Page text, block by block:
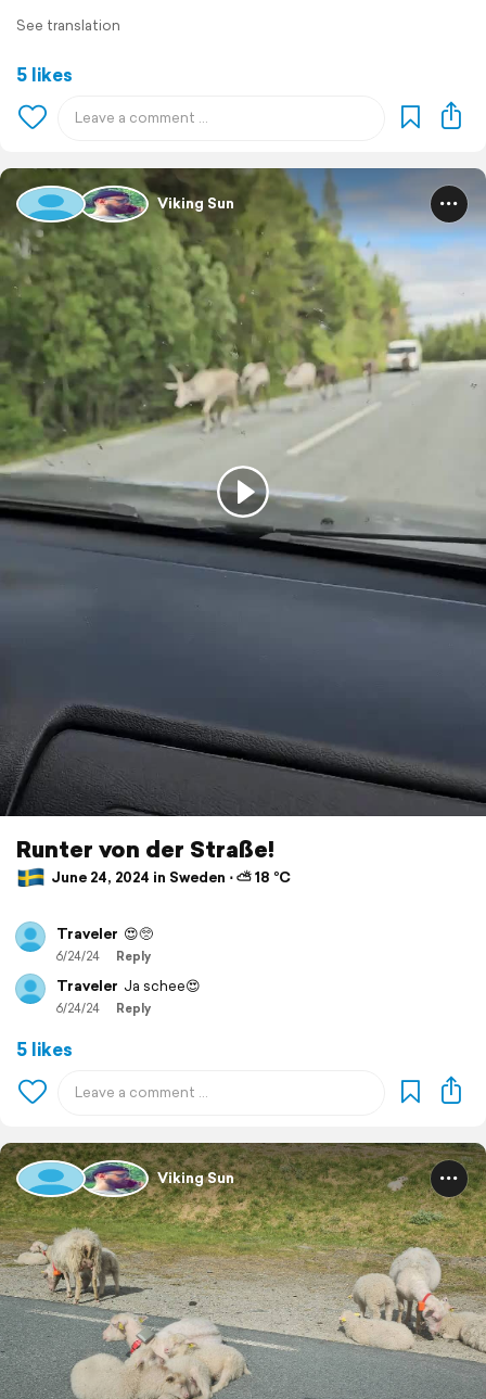
See translation
5 likes
Viking Sun
Runter von der Straße!
June 24, 2024 in Sweden ⋅ ⛅ 18 °C
Traveler 😍🥺
6/24/24 Reply
Traveler Ja schee😍
6/24/24 Reply
5 likes
Viking Sun